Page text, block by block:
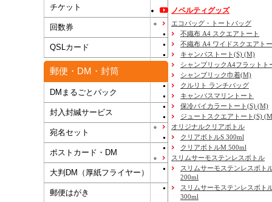
チケット
回数券
QSLカード
郵便・DM・封筒
DMまるごとパック
封入封緘サービス
宛名セット
ポストカード・DM
大判DM（厚紙フライヤー）
郵便はがき
ノベルティグッズ
エコバッグ・トートバッグ
不織布 A4 スクエアトート
不織布 A4 ワイドスクエアト
キャンバストート(S) (M)
シャンブリックA4フラットト
シャンブリック巾着(M)
クルリト ランチバッグ
キャンバスマリントート
保冷バイカラートート(S) (M)
ジュートスクエアトート(S)
オリジナルクリアボトル
クリアボトルS 300ml
クリアボトルM 500ml
スリムサーモステンレスボトル
スリムサーモステンレスボト
200ml
スリムサーモステンレスボト
300ml